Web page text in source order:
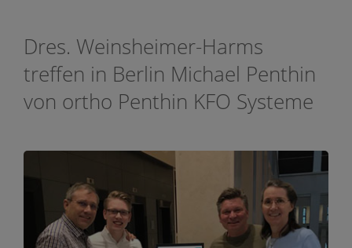
Dres. Weinsheimer-Harms
treffen in Berlin Michael Penthin
von ortho Penthin KFO Systeme